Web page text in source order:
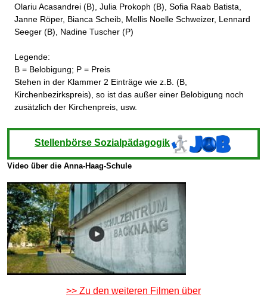
Olariu Acasandrei (B), Julia Prokoph (B), Sofia Raab Batista,
Janne Röper, Bianca Scheib, Mellis Noelle Schweizer, Lennard
Seeger (B), Nadine Tuscher (P)
Legende:
B = Belobigung; P = Preis
Stehen in der Klammer 2 Einträge wie z.B. (B,
Kirchenbezirkspreis), so ist das außer einer Belobigung noch
zusätzlich der Kirchenpreis, usw.
Stellenbörse Sozialpädagogik
Video über die Anna-Haag-Schule
>> Zu den weiteren Filmen über